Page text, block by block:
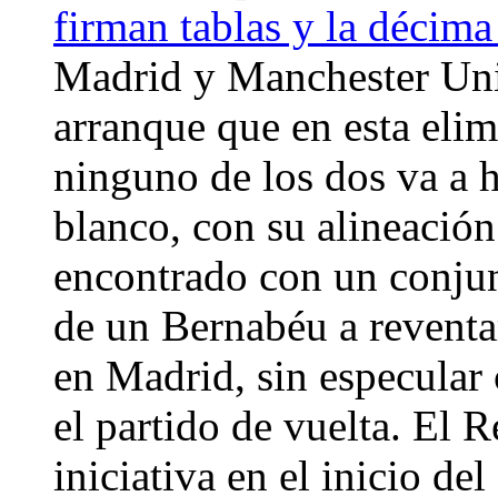
firman tablas y la
Madrid y Manchester
arranque que en esta
ninguno de los dos va a
blanco, con su
encontrado con un
de un Bernabéu a
en Madrid, sin
el partido de vuelta. El
iniciativa en el inicio del